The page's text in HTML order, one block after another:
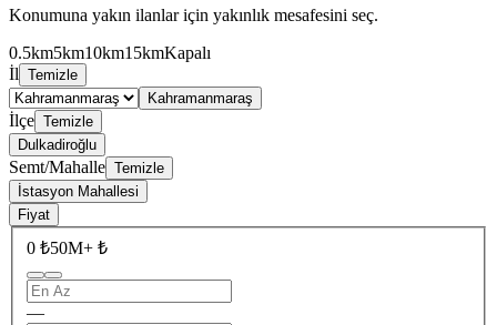
Konumuna yakın ilanlar için yakınlık mesafesini seç.
0.5km5km10km15kmKapalı
İl Temizle
Kahramanmaraş
İlçe Temizle
Dulkadiroğlu
Semt/Mahalle Temizle
İstasyon Mahallesi
Fiyat
0 ₺50M+ ₺
—